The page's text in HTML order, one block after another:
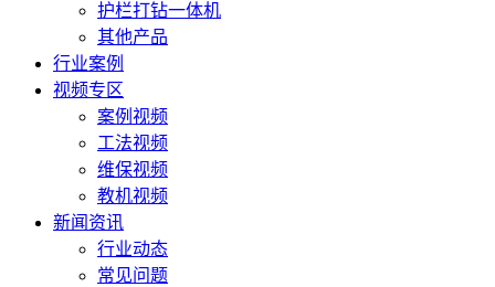
护栏打钻一体机
其他产品
行业案例
视频专区
案例视频
工法视频
维保视频
教机视频
新闻资讯
行业动态
常见问题